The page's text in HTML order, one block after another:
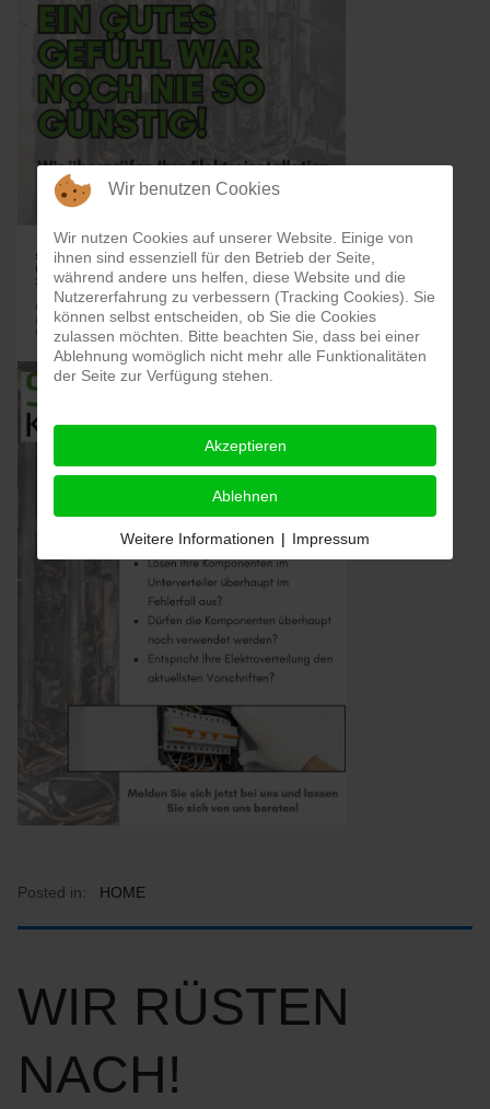
Posted in: HOME
WIR RÜSTEN
NACH!
Wir benutzen Cookies
Wir nutzen Cookies auf unserer Website. Einige von
ihnen sind essenziell für den Betrieb der Seite,
während andere uns helfen, diese Website und die
Nutzererfahrung zu verbessern (Tracking Cookies). Sie
können selbst entscheiden, ob Sie die Cookies
zulassen möchten. Bitte beachten Sie, dass bei einer
Ablehnung womöglich nicht mehr alle Funktionalitäten
der Seite zur Verfügung stehen.
Akzeptieren
Ablehnen
Weitere Informationen | Impressum